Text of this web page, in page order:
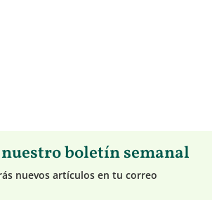
boletín semanal
nuevos artículos en tu correo